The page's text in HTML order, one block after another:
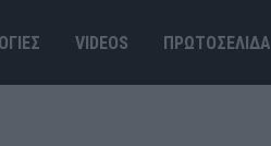
VIDEOS ΠΡΩΤΟΣΕΛΙΔΑ